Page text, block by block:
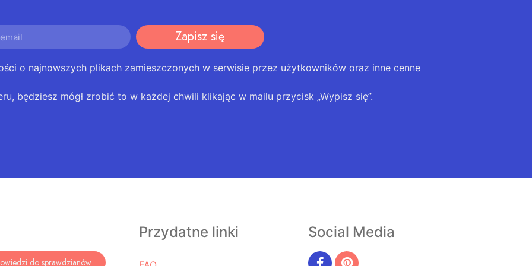
Zapisz się
o najnowszych plikach zamieszczonych w serwisie przez użytkowników oraz inne cenne
będziesz mógł zrobić to w każdej chwili klikając w mailu przycisk „Wypisz się”.
do sprawdzianów
Przydatne linki Social Media